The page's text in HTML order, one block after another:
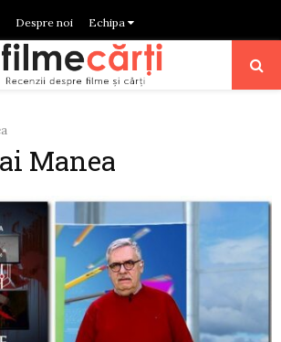
Despre noi Echipa
Manea